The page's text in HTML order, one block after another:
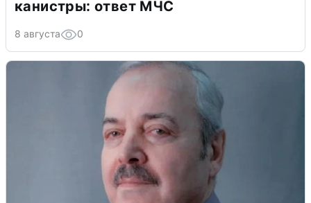
канистры: ответ МЧС
8 августа 0